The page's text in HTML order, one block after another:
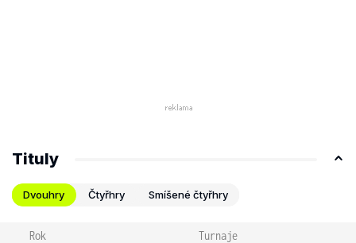
Tituly
Dvouhry Čtyřhry Smíšené čtyřhry
Rok Turnaje